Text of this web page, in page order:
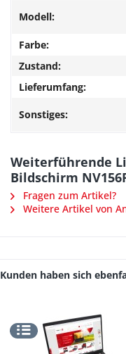
Modell:
Farbe:
Zustand:
Lieferumfang:
Sonstiges:
Weiterführende
Bildschirm
Fragen zum Artikel?
Weitere Artikel von
Kunden haben sich